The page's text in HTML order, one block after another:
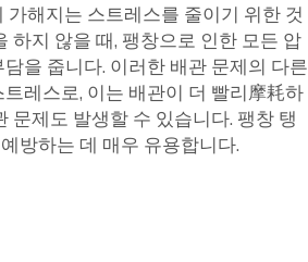
해지는 스트레스를 줄이기 위한 것
하지 않을 때, 팽창으로 인한 모든 압
을 줍니다. 이러한 배관 문제의 다른
레스로, 이는 배관이 더 빨리摩耗하
문제도 발생할 수 있습니다. 팽창 탱
방하는 데 매우 유용합니다.